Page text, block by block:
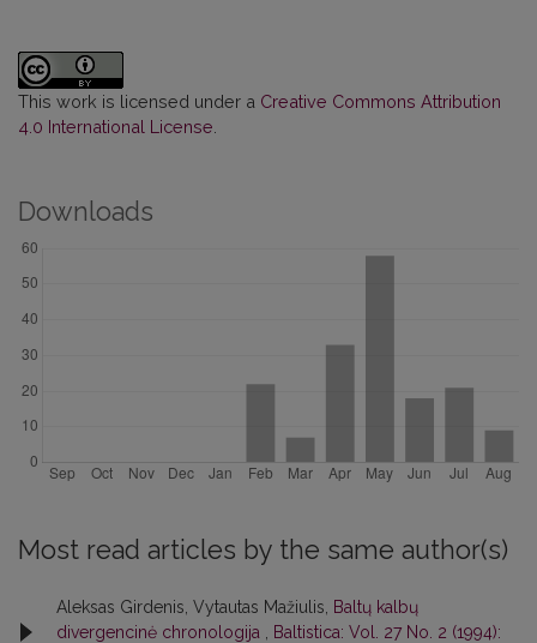
This work is licensed under a Creative Commons Attribution
4.0 International License
Downloads
Most read articles by the same author(s)
Aleksas Girdenis, Vytautas Mažiulis,
Baltų kalbų
divergencinė chronologija
Baltistica: Vol. 27 No. 2 (1994):